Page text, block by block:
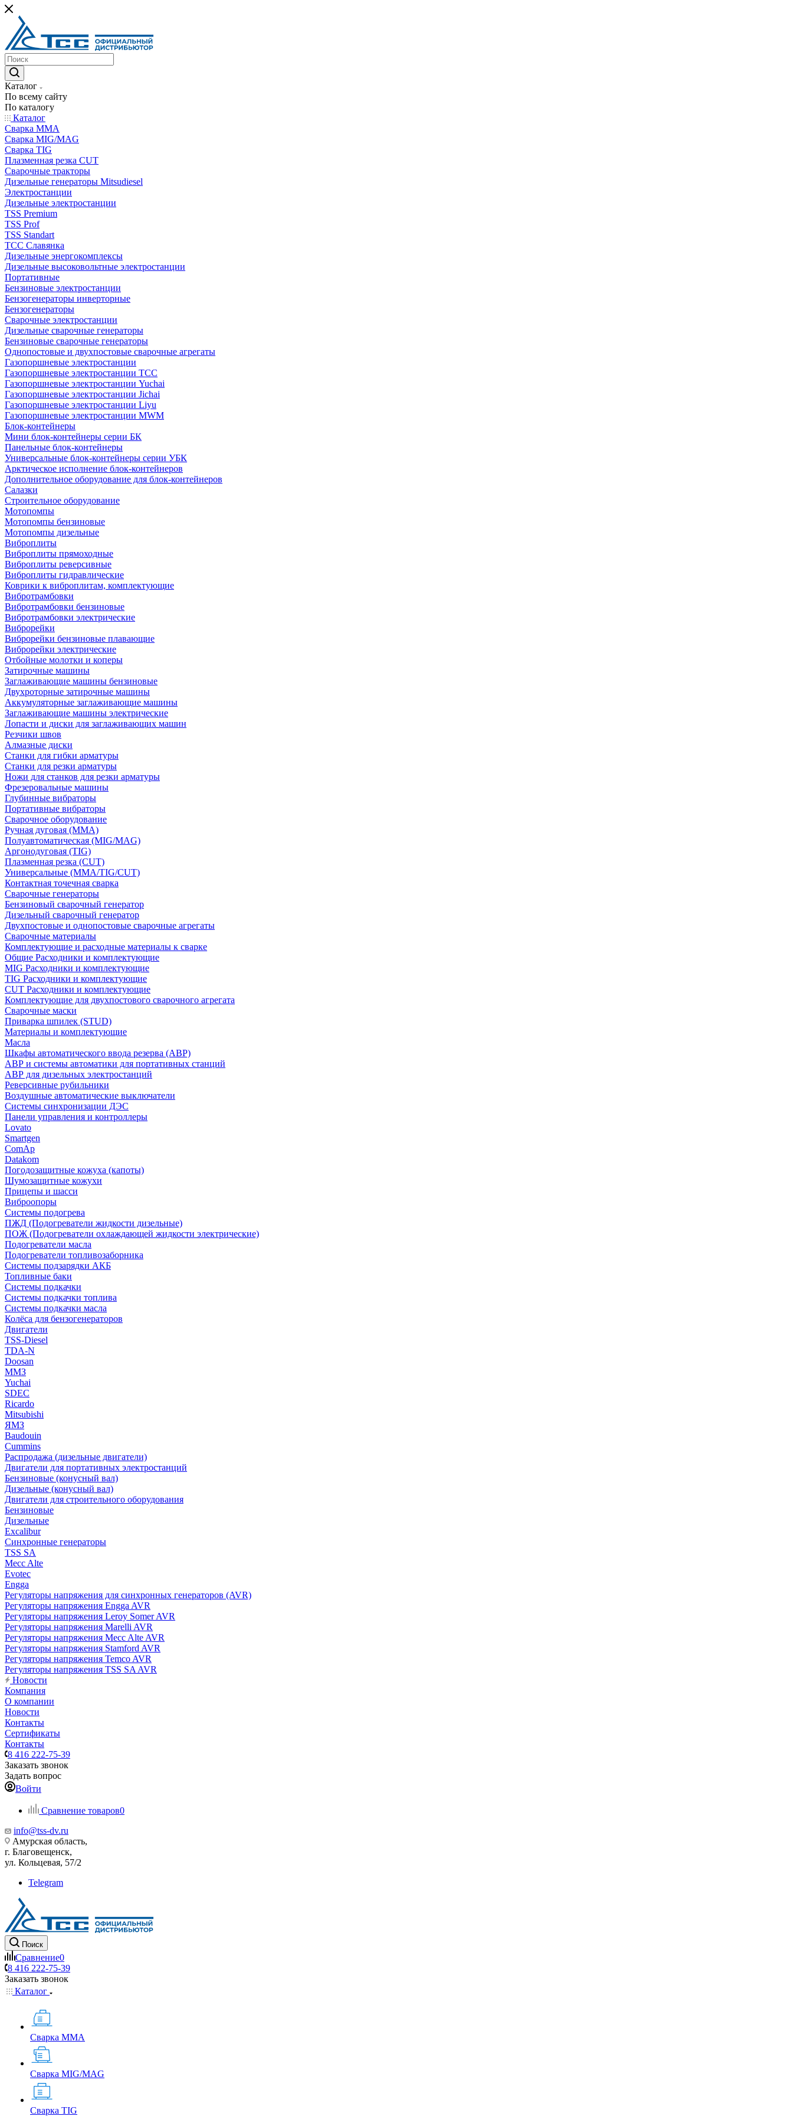
Каталог
По всему сайту
По каталогу
Каталог
Сварка MMA
Сварка MIG/MAG
Сварка TIG
Плазменная резка CUT
Сварочные тракторы
Дизельные генераторы Mitsudiesel
Электростанции
Дизельные электростанции
TSS Premium
TSS Prof
TSS Standart
ТСС Славянка
Дизельные энергокомплексы
Дизельные высоковольтные электростанции
Портативные
Бензиновые электростанции
Бензогенераторы инверторные
Бензогенераторы
Сварочные электростанции
Дизельные сварочные генераторы
Бензиновые сварочные генераторы
Однопостовые и двухпостовые сварочные агрегаты
Газопоршневые электростанции
Газопоршневые электростанции ТСС
Газопоршневые электростанции Yuchai
Газопоршневые электростанции Jichai
Газопоршневые электростанции Liyu
Газопоршневые электростанции MWM
Блок-контейнеры
Мини блок-контейнеры серии БК
Панельные блок-контейнеры
Универсальные блок-контейнеры серии УБК
Арктическое исполнение блок-контейнеров
Дополнительное оборудование для блок-контейнеров
Салазки
Строительное оборудование
Мотопомпы
Мотопомпы бензиновые
Мотопомпы дизельные
Виброплиты
Виброплиты прямоходные
Виброплиты реверсивные
Виброплиты гидравлические
Коврики к виброплитам, комплектующие
Вибротрамбовки
Вибротрамбовки бензиновые
Вибротрамбовки электрические
Виброрейки
Виброрейки бензиновые плавающие
Виброрейки электрические
Отбойные молотки и коперы
Затирочные машины
Заглаживающие машины бензиновые
Двухроторные затирочные машины
Аккумуляторные заглаживающие машины
Заглаживающие машины электрические
Лопасти и диски для заглаживающих машин
Резчики швов
Алмазные диски
Станки для гибки арматуры
Станки для резки арматуры
Ножи для станков для резки арматуры
Фрезеровальные машины
Глубинные вибраторы
Портативные вибраторы
Сварочное оборудование
Ручная дуговая (MMA)
Полуавтоматическая (MIG/MAG)
Аргонодуговая (TIG)
Плазменная резка (CUT)
Универсальные (MMA/TIG/CUT)
Контактная точечная сварка
Сварочные генераторы
Бензиновый сварочный генератор
Дизельный сварочный генератор
Двухпостовые и однопостовые сварочные агрегаты
Сварочные материалы
Комплектующие и расходные материалы к сварке
Общие Расходники и комплектующие
MIG Расходники и комплектующие
TIG Расходники и комплектующие
CUT Расходники и комплектующие
Комплектующие для двухпостового сварочного агрегата
Сварочные маски
Приварка шпилек (STUD)
Материалы и комплектующие
Масла
Шкафы автоматического ввода резерва (АВР)
АВР и системы автоматики для портативных станций
АВР для дизельных электростанций
Реверсивные рубильники
Воздушные автоматические выключатели
Системы синхронизации ДЭС
Панели управления и контроллеры
Lovato
Smartgen
ComAp
Datakom
Погодозащитные кожуха (капоты)
Шумозащитные кожухи
Прицепы и шасси
Виброопоры
Системы подогрева
ПЖД (Подогреватели жидкости дизельные)
ПОЖ (Подогреватели охлаждающей жидкости электрические)
Подогреватели масла
Подогреватели топливозаборника
Системы подзарядки АКБ
Топливные баки
Системы подкачки
Системы подкачки топлива
Системы подкачки масла
Колёса для бензогенераторов
Двигатели
TSS-Diesel
TDA-N
Doosan
ММЗ
Yuchai
SDEC
Ricardo
Mitsubishi
ЯМЗ
Baudouin
Cummins
Распродажа (дизельные двигатели)
Двигатели для портативных электростанций
Бензиновые (конусный вал)
Дизельные (конусный вал)
Двигатели для строительного оборудования
Бензиновые
Дизельные
Excalibur
Синхронные генераторы
TSS SA
Mecc Alte
Evotec
Engga
Регуляторы напряжения для синхронных генераторов (AVR)
Регуляторы напряжения Engga AVR
Регуляторы напряжения Leroy Somer AVR
Регуляторы напряжения Marelli AVR
Регуляторы напряжения Mecc Alte AVR
Регуляторы напряжения Stamford AVR
Регуляторы напряжения Temco AVR
Регуляторы напряжения TSS SA AVR
Новости
Компания
О компании
Новости
Контакты
Сертификаты
Контакты
8 416 222-75-39
Заказать звонок
Задать вопрос
Войти
Сравнение товаров0
info@tss-dv.ru
Амурская область,
г. Благовещенск,
ул. Кольцевая, 57/2
Telegram
Поиск
Сравнение0
8 416 222-75-39
Заказать звонок
Каталог
Сварка MMA
Сварка MIG/MAG
Сварка TIG